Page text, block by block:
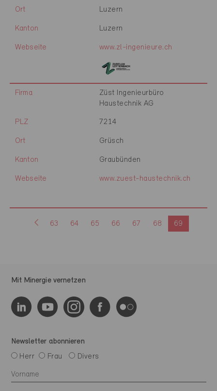
Ort Luzern
Kanton Luzern
Webseite www.zl-ingenieure.ch
Firma
Züst Ingenieurbüro
Haustechnik AG
PLZ 7214
Ort Grüsch
Kanton Graubünden
Webseite www.zuest-haustechnik.ch
63 64 65 66 67 68 69
Mit Minergie vernetzen
Newsletter abonnieren
Herr
Frau Divers